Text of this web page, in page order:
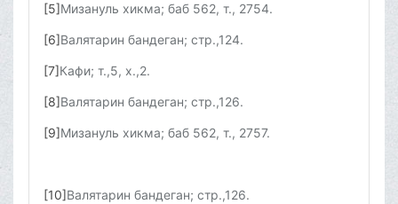
[5]Мизануль хикма; баб 562, т., 2754.
[6]Валятарин бандеган; стр.,124.
[7]Кафи; т.,5, х.,2.
[8]Валятарин бандеган; стр.,126.
[9]Мизануль хикма; баб 562, т., 2757.
[10]Валятарин бандеган; стр.,126.